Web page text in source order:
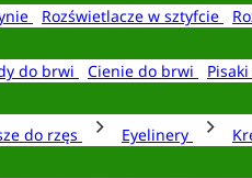
Rozświetlacze w sztyfcie
do brwi Cienie do brwi
do rzęs Eyelinery